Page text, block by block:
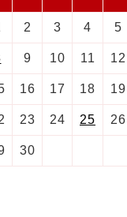
2 3 4 5
9 10 11 12
16 17 18 19
23 24 25 26
30